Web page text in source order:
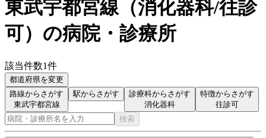
東武宇都宮線（消化器科/往診
可） の病院・診療所
該当件数1件
都道府県を変更
路線からさがす
東武宇都宮線
駅からさがす
診療科からさがす
消化器科
特徴からさがす
往診可
検索